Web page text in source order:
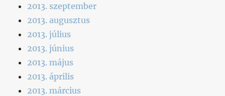
2013. szeptember
2013. augusztus
2013. július
2013. június
2013. május
2013. április
2013. március